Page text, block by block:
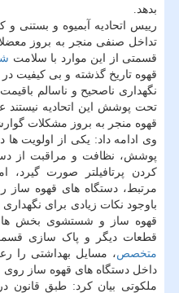
بدهد.
رییس اتحادیه آبمیوه و بستنی
تداخل صنفی منجر به بروز
قسمتی از این موارد با سلامت
قهوه تاریخ گذشته و بی کیفیت
نگهداری ناصحیح و ناسالم
تحت پوشش این اتحادیه
قهوه منجر به بروز مشکلات
وی ادامه داد: یکی از اولویت
پوشش، نظافت و مراقبت از
کردن پرتافیلتر صورت گیرد،
مرتبط، دستگاه های قهوه ساز
باوجود نکات زیادی برای
قهوه ساز و شستشوی بخش های
قطعات دیگر و پاک سازی
متخصص، مسایل بهداشتی را
داخل دستگاه های قهوه ساز
ملکوتی بیان کرد: طبق قانون